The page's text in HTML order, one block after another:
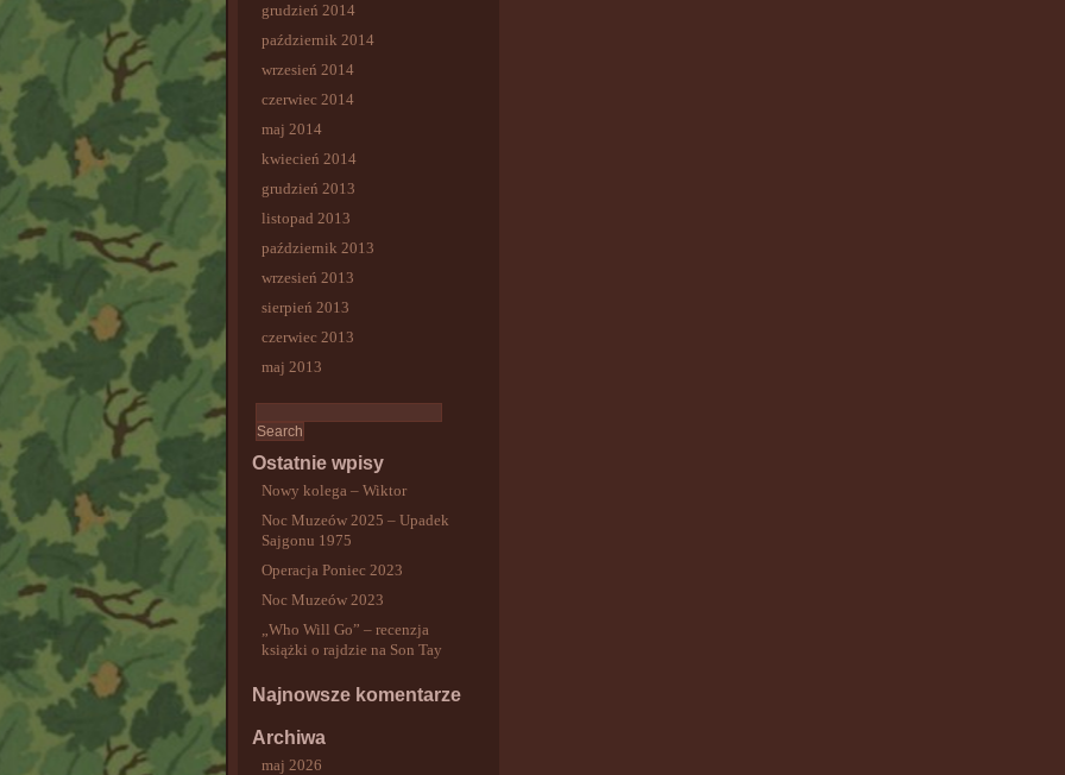
grudzień 2014
październik 2014
wrzesień 2014
czerwiec 2014
maj 2014
kwiecień 2014
grudzień 2013
listopad 2013
październik 2013
wrzesień 2013
sierpień 2013
czerwiec 2013
maj 2013
Ostatnie wpisy
Nowy kolega – Wiktor
Noc Muzeów 2025 – Upadek
Sajgonu 1975
Operacja Poniec 2023
Noc Muzeów 2023
„Who Will Go” – recenzja
książki o rajdzie na Son Tay
Najnowsze komentarze
Archiwa
maj 2026